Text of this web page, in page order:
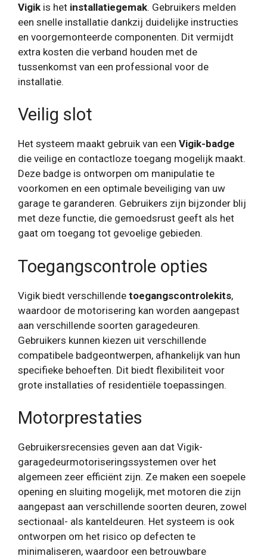
Vigik is het installatiegemak. Gebruikers melden
een snelle installatie dankzij duidelijke instructies
en voorgemonteerde componenten. Dit vermijdt
extra kosten die verband houden met de
tussenkomst van een professional voor de
installatie.
Veilig slot
Het systeem maakt gebruik van een Vigik-badge
die veilige en contactloze toegang mogelijk maakt.
Deze badge is ontworpen om manipulatie te
voorkomen en een optimale beveiliging van uw
garage te garanderen. Gebruikers zijn bijzonder blij
met deze functie, die gemoedsrust geeft als het
gaat om toegang tot gevoelige gebieden.
Toegangscontrole opties
Vigik biedt verschillende toegangscontrolekits,
waardoor de motorisering kan worden aangepast
aan verschillende soorten garagedeuren.
Gebruikers kunnen kiezen uit verschillende
compatibele badgeontwerpen, afhankelijk van hun
specifieke behoeften. Dit biedt flexibiliteit voor
grote installaties of residentiële toepassingen.
Motorprestaties
Gebruikersrecensies geven aan dat Vigik-
garagedeurmotoriseringssystemen over het
algemeen zeer efficiënt zijn. Ze maken een soepele
opening en sluiting mogelijk, met motoren die zijn
aangepast aan verschillende soorten deuren, zowel
sectionaal- als kanteldeuren. Het systeem is ook
ontworpen om het risico op defecten te
minimaliseren, waardoor een betrouwbare